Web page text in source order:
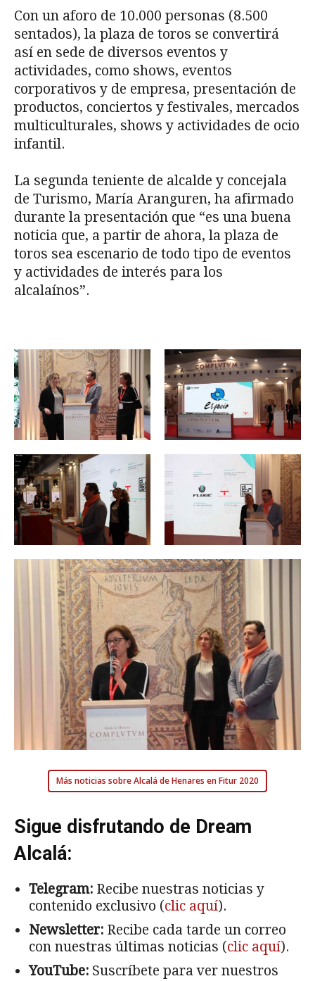
Con un aforo de 10.000 personas (8.500
sentados), la plaza de toros se convertirá
así en sede de diversos eventos y
actividades, como shows, eventos
corporativos y de empresa, presentación de
productos, conciertos y festivales, mercados
multiculturales, shows y actividades de ocio
infantil.
La segunda teniente de alcalde y concejala
de Turismo, María Aranguren, ha afirmado
durante la presentación que “es una buena
noticia que, a partir de ahora, la plaza de
toros sea escenario de todo tipo de eventos
y actividades de interés para los
alcalaínos”.
Más noticias sobre Alcalá de Henares en Fitur 2020
Sigue disfrutando de Dream
Alcalá:
Telegram: Recibe nuestras noticias y
contenido exclusivo (clic aquí).
Newsletter: Recibe cada tarde un correo
con nuestras últimas noticias (clic aquí).
YouTube: Suscríbete para ver nuestros